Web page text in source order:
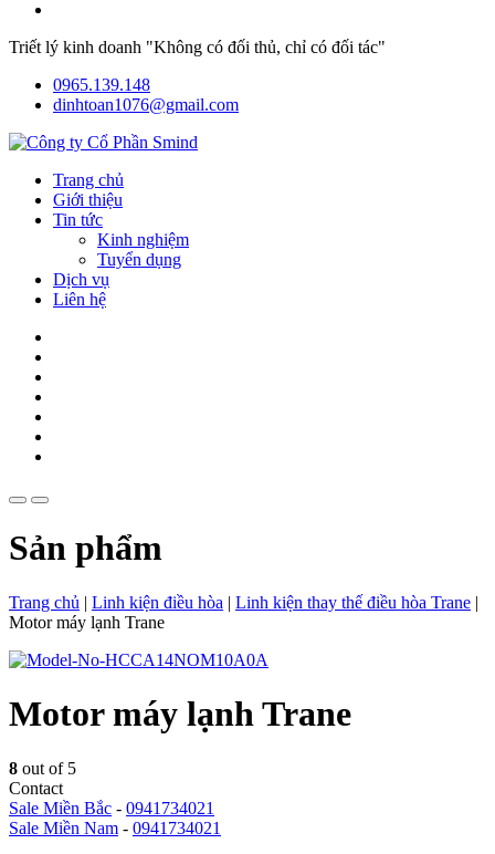
Triết lý kinh doanh "Không có đối thủ, chỉ có đối tác"
0965.139.148
dinhtoan1076@gmail.com
Trang chủ
Giới thiệu
Tin tức
Kinh nghiệm
Tuyển dụng
Dịch vụ
Liên hệ
Sản phẩm
Trang chủ | Linh kiện điều hòa | Linh kiện thay thế điều hòa Trane |
Motor máy lạnh Trane
Motor máy lạnh Trane
8 out of 5
Contact
Sale Miền Bắc - 0941734021
Sale Miền Nam - 0941734021